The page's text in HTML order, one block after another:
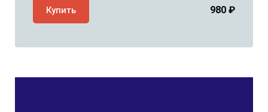
Купить 980 ₽